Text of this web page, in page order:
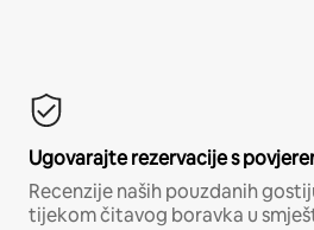
Ugovarajte rezervacije s
Recenzije naših pouzdanih
tijekom čitavog boravka u